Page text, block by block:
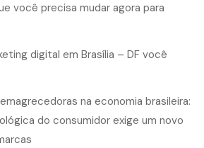
você precisa mudar agora para
digital em Brasília – DF você
na economia brasileira:
do consumidor exige um novo